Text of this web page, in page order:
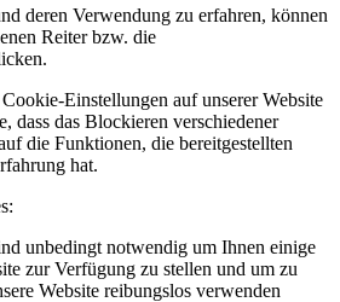
deren Verwendung zu erfahren, können
Reiter bzw. die
Einstellungen auf unserer Website
dass das Blockieren verschiedener
die Funktionen, die bereitgestellten
hat.
unbedingt notwendig um Ihnen einige
zur Verfügung zu stellen und um zu
Website reibungslos verwenden